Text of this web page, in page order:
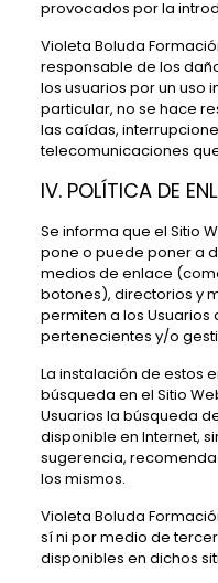
provocados por la
Violeta Boluda
responsable de los
los usuarios por un uso
particular, no se hace
las caídas,
telecomunicaciones
IV. POLÍTICA DE
Se informa que el Sitio
pone o puede poner a
medios de enlace
botones), directorios y
permiten a los
pertenecientes y/o
La instalación de estos
búsqueda en el Sitio
Usuarios la búsqueda
disponible en Internet,
sugerencia,
los mismos.
Violeta Boluda
sí ni por medio de
disponibles en dichos